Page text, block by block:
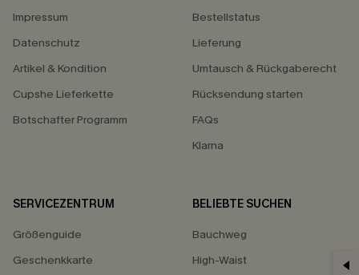
Impressum
Datenschutz
Artikel & Kondition
Cupshe Lieferkette
Botschafter Programm
Bestellstatus
Lieferung
Umtausch & Rückgaberecht
Rücksendung starten
FAQs
Klarna
SERVICEZENTRUM
Größenguide
Geschenkkarte
BELIEBTE SUCHEN
Bauchweg
High-Waist